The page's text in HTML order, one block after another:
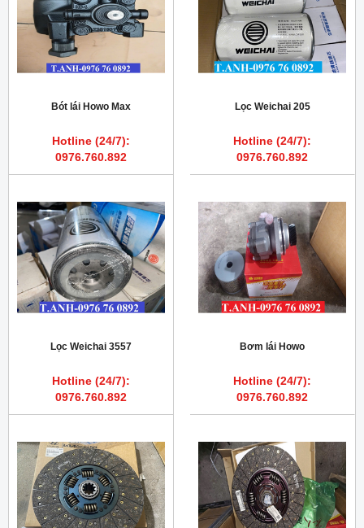
Bót lái Howo Max
Hotline (24/7):
0976.760.892
Lọc Weichai 205
Hotline (24/7):
0976.760.892
Lọc Weichai 3557
Hotline (24/7):
0976.760.892
Bơm lái Howo
Hotline (24/7):
0976.760.892